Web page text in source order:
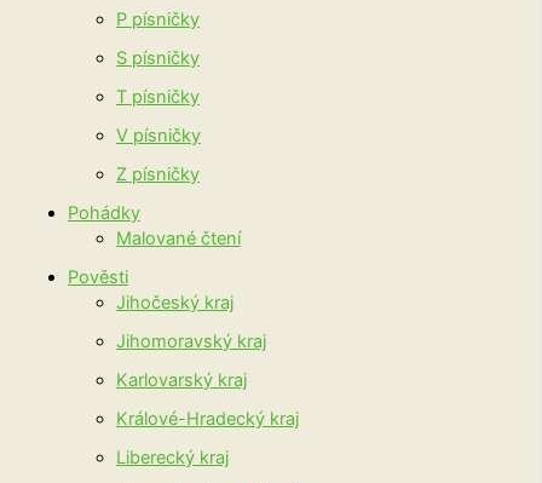
P písničky
S písničky
T písničky
V písničky
Z písničky
Pohádky
Malované čtení
Pověsti
Jihočeský kraj
Jihomoravský kraj
Karlovarský kraj
Králové-Hradecký kraj
Liberecký kraj